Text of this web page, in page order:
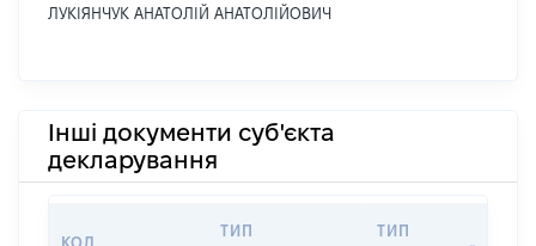
ЛУКІЯНЧУК АНАТОЛІЙ АНАТОЛІЙОВИЧ
Інші документи суб'єкта
декларування
КОД
ТИП
ТИП